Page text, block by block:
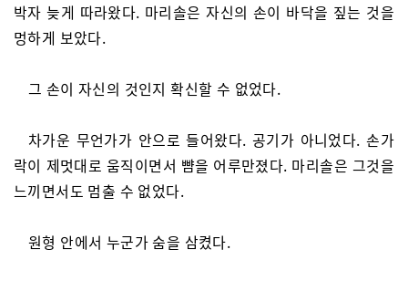
박자 늦게 따라왔다. 마리솔은 자신의 손이 바닥을 짚는 것을
멍하게 보았다.
그 손이 자신의 것인지 확신할 수 없었다.
차가운 무언가가 안으로 들어왔다. 공기가 아니었다. 손가
락이 제멋대로 움직이면서 뺨을 어루만졌다. 마리솔은 그것을
느끼면서도 멈출 수 없었다.
원형 안에서 누군가 숨을 삼켰다.